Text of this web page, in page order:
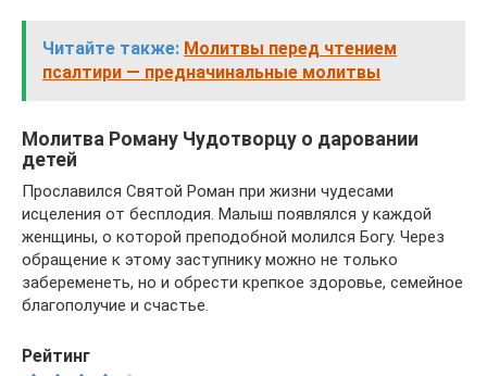
Читайте также: Молитвы перед чтением
псалтири — предначинальные молитвы
Молитва Роману Чудотворцу о даровании
детей
Прославился Святой Роман при жизни чудесами
исцеления от бесплодия. Малыш появлялся у каждой
женщины, о которой преподобной молился Богу. Через
обращение к этому заступнику можно не только
забеременеть, но и обрести крепкое здоровье, семейное
благополучие и счастье.
Рейтинг